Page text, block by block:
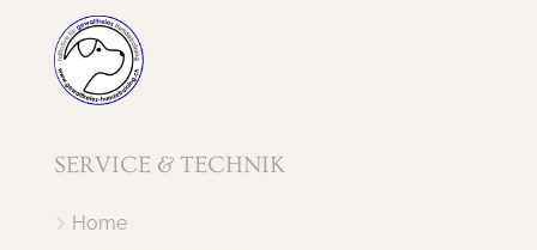
SERVICE & TECHNIK
Home